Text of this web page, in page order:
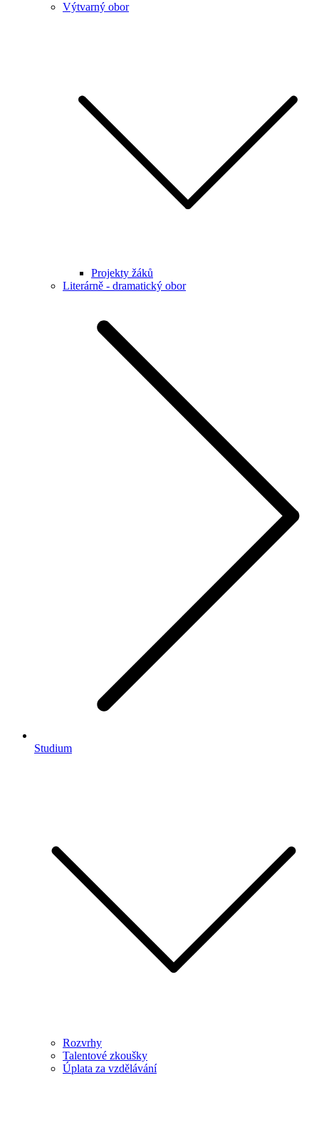
Výtvarný obor
Projekty žáků
Literárně - dramatický obor
Studium
Rozvrhy
Talentové zkoušky
Úplata za vzdělávání